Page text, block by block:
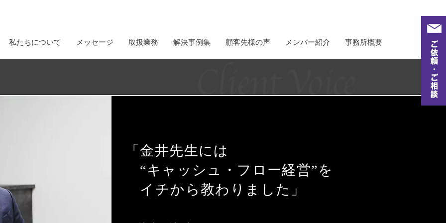
私たちについて メッセージ 取扱業務 解決事例集 顧客先様の声 メンバー紹介 事務所概要
「金井先生には
“キャッシュ・フロー経営”を
イチから教わりました」